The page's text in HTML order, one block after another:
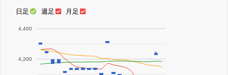
日足 週足 月足
4,200
4,400